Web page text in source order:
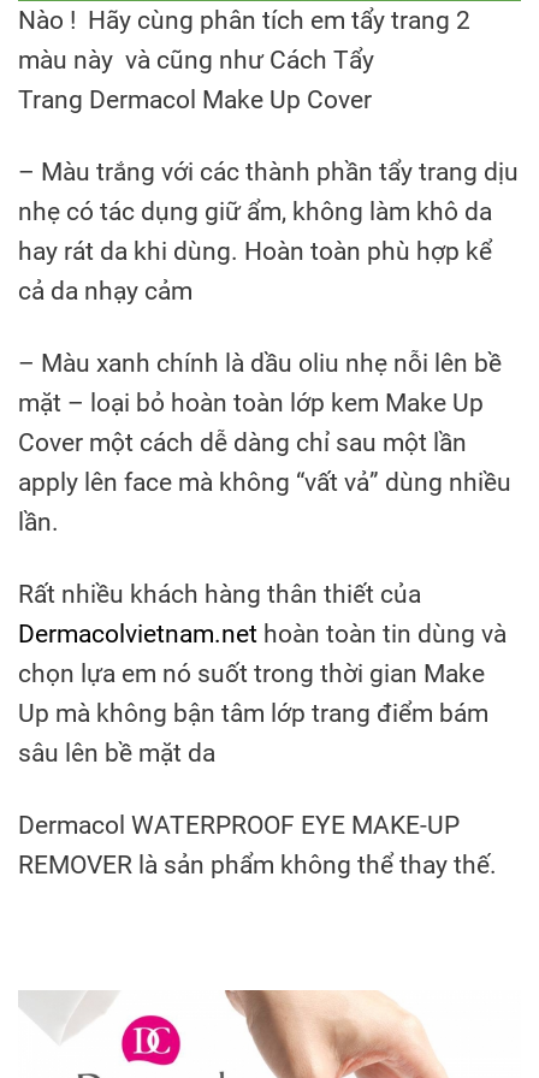
Nào ! Hãy cùng phân tích em tẩy trang 2
màu này và cũng như Cách Tẩy
Trang Dermacol Make Up Cover
– Màu trắng với các thành phần tẩy trang dịu
nhẹ có tác dụng giữ ẩm, không làm khô da
hay rát da khi dùng. Hoàn toàn phù hợp kể
cả da nhạy cảm
– Màu xanh chính là dầu oliu nhẹ nỗi lên bề
mặt – loại bỏ hoàn toàn lớp kem Make Up
Cover một cách dễ dàng chỉ sau một lần
apply lên face mà không “vất vả” dùng nhiều
lần.
Rất nhiều khách hàng thân thiết của
Dermacolvietnam.net hoàn toàn tin dùng và
chọn lựa em nó suốt trong thời gian Make
Up mà không bận tâm lớp trang điểm bám
sâu lên bề mặt da
Dermacol WATERPROOF EYE MAKE-UP
REMOVER là sản phẩm không thể thay thế.